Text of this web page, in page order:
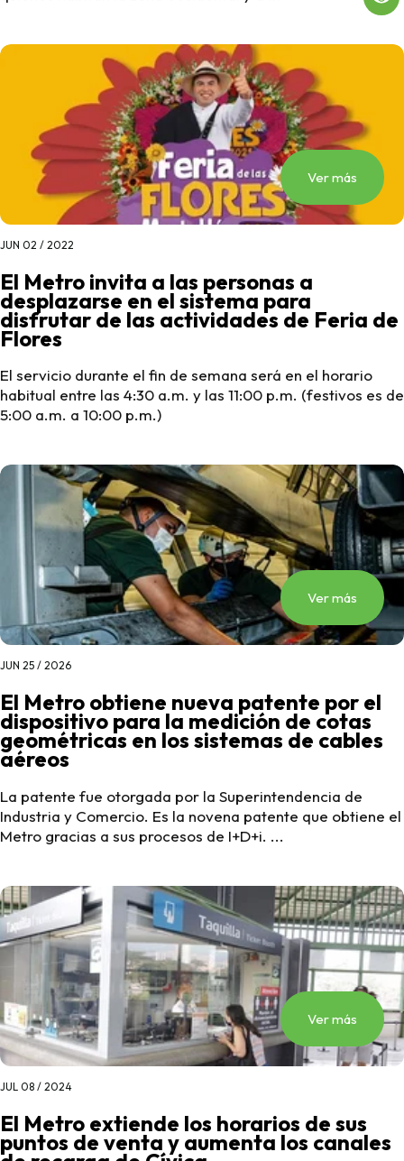
Ver más
JUN 02 / 2022
El Metro invita a las personas a
desplazarse en el sistema para
disfrutar de las actividades de Feria de
Flores
El servicio durante el fin de semana será en el horario
habitual entre las 4:30 a.m. y las 11:00 p.m. (festivos es de
5:00 a.m. a 10:00 p.m.)
Ver más
JUN 25 / 2026
El Metro obtiene nueva patente por el
dispositivo para la medición de cotas
geométricas en los sistemas de cables
aéreos
La patente fue otorgada por la Superintendencia de
Industria y Comercio. Es la novena patente que obtiene el
Metro gracias a sus procesos de I+D+i. ...
Ver más
JUL 08 / 2024
El Metro extiende los horarios de sus
puntos de venta y aumenta los canales